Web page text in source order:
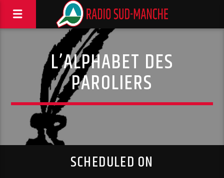
L’ALPHABET DES
PAROLIERS
SCHEDULED ON